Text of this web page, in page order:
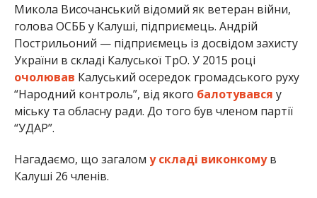
Микола Височанський відомий як ветеран війни,
голова ОСББ у Калуші, підприємець. Андрій
Пострильоний — підприємець із досвідом захисту
України в складі Калуської ТрО. У 2015 році
очолював Калуський осередок громадського руху
“Народний контроль”, від якого балотувався у
міську та обласну ради. До того був членом партії
“УДАР”.
Нагадаємо, що загалом у складі виконкомув
Калуші 26 членів.